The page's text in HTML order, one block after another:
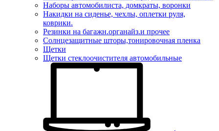
Наборы автомобилиста, домкраты, воронки
Накидки на сиденье, чехлы, оплетки руля,
коврики.
Резинки на багажн.органайз.и прочее
Солнцезащитные шторы,тонировочная пленка
Щетки
Щетки стеклоочистителя автомобильные